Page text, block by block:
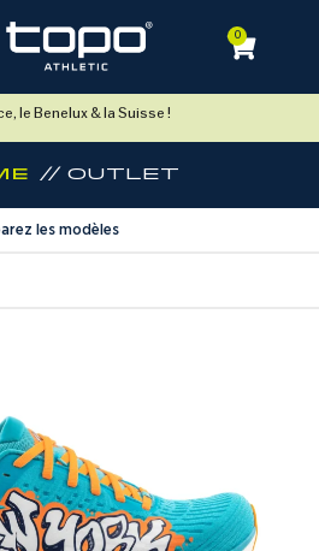
0
le Benelux & la Suisse !
// Outlet
les modèles